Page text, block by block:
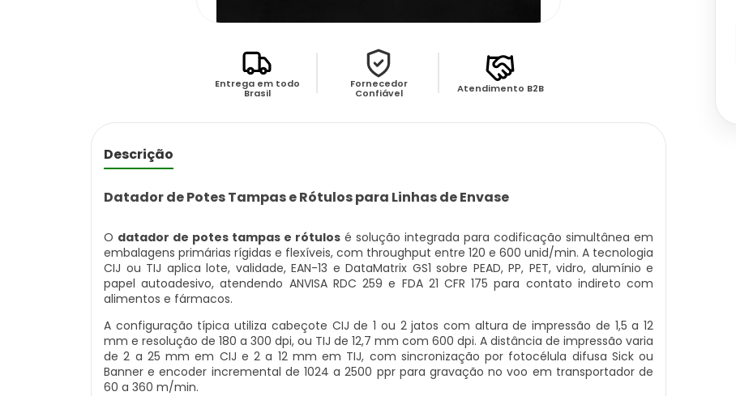
Entrega em todo
Brasil
Fornecedor
Confiável Atendimento B2B
Descrição
Datador de Potes Tampas e Rótulos para Linhas de Envase
O datador de potes tampas e rótulos é solução integrada para codificação simultânea em
embalagens primárias rígidas e flexíveis, com throughput entre 120 e 600 unid/min. A tecnologia
CIJ ou TIJ aplica lote, validade, EAN-13 e DataMatrix GS1 sobre PEAD, PP, PET, vidro, alumínio e
papel autoadesivo, atendendo ANVISA RDC 259 e FDA 21 CFR 175 para contato indireto com
alimentos e fármacos.
A configuração típica utiliza cabeçote CIJ de 1 ou 2 jatos com altura de impressão de 1,5 a 12
mm e resolução de 180 a 300 dpi, ou TIJ de 12,7 mm com 600 dpi. A distância de impressão varia
de 2 a 25 mm em CIJ e 2 a 12 mm em TIJ, com sincronização por fotocélula difusa Sick ou
Banner e encoder incremental de 1024 a 2500 ppr para gravação no voo em transportador de
60 a 360 m/min.